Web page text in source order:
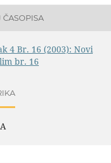
ČASOPISA
4 Br. 16 (2003): Novi
br. 16